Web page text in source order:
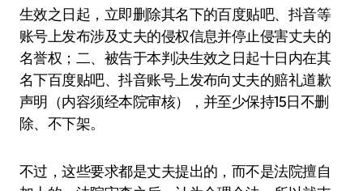
生效之日起，立即删除其名下的百度贴吧、抖音等
账号上发布涉及丈夫的侵权信息并停止侵害丈夫的
名誉权；二、被告于本判决生效之日起十日内在其
名下百度贴吧、抖音账号上发布向丈夫的赔礼道歉
声明（内容须经本院审核），并至少保持15日不删
除、不下架。
不过，这些要求都是丈夫提出的，而不是法院擅自